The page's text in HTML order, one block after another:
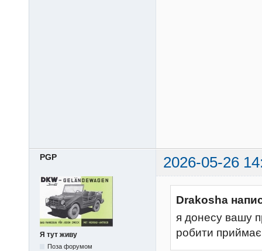
PGP 2026-05-26
Я тут живу
Поза форумом
Drakosha
я донесу вашу
робити приймає